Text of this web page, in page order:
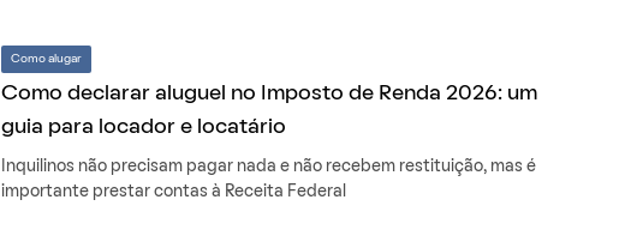
Como alugar
Como declarar aluguel no Imposto de Renda 2026: um
guia para locador e locatário
Inquilinos não precisam pagar nada e não recebem restituição, mas é
importante prestar contas à Receita Federal